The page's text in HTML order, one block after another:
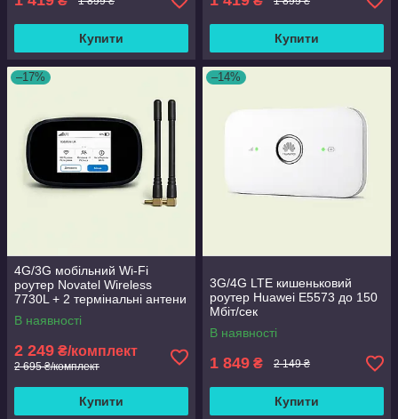
Купити Купити
–17%
4G/3G мобільний Wi-Fi
роутер Novatel Wireless
7730L + 2 термінальні антени
3 Дб
В наявності
2 249 ₴/комплект
2 695 ₴/комплект
Купити
–14%
3G/4G LTE кишеньковий
роутер Huawei E5573 до 150
Мбіт/сек
В наявності
1 849 ₴ 2 149 ₴
Купити